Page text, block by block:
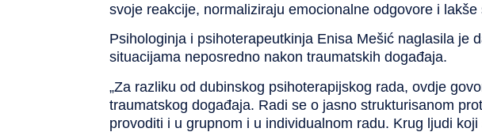
svoje reakcije, normaliziraju emocionalne odgovore i
Psihologinja i psihoterapeutkinja Enisa Mešić naglasila je
situacijama neposredno nakon traumatskih događaja.
„Za razliku od dubinskog psihoterapijskog rada, ovdje
traumatskog događaja. Radi se o jasno strukturisanom
provoditi i u grupnom i u individualnom radu. Krug ljudi